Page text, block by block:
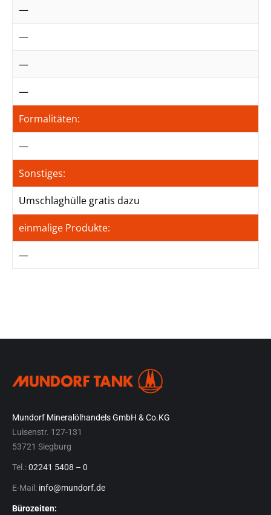
—
—
—
—
Formalitäten:
—
Sonstiges:
Umschlaghülle gratis dazu
einmalige Produkte:
—
Mundorf Mineralölhandels GmbH & Co.KG
Luisenstr. 127-131
53721 Siegburg
Tel.:02241 5408 – 0
E-Mail: info@mundorf.de
Bürozeiten: